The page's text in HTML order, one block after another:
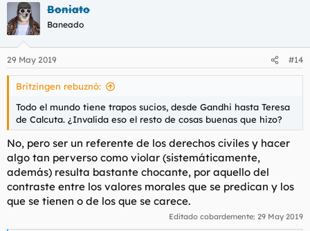
Weinstein
Ésto ya se sabía. Al principio se acusó al depravado sodomita
de Edgar Hoover de manipulación de pruebas, pero poco a
poco la verdad se ha ido abriendo paso. El reverendo King
escogía a sus feligresas más potables para desflorarlas y
compartirlas con con sus compañeros de lucha. Después, como
buen protestante, afloraban los remordimientos y el complejo
segregación racial.
Boniato
Baneado
29 May 2019 #14
Britzingen rebuznó:
Todo el mundo tiene trapos sucios, desde Gandhi hasta Teresa
de Calcuta. ¿Invalida eso el resto de cosas buenas que hizo?
No, pero ser un referente de los derechos civiles y hacer
algo tan perverso como violar (sistemáticamente,
además) resulta bastante chocante, por aquello del
contraste entre los valores morales que se predican y los
que se tienen o de los que se carece.
Editado cobardemente: 29 May 2019